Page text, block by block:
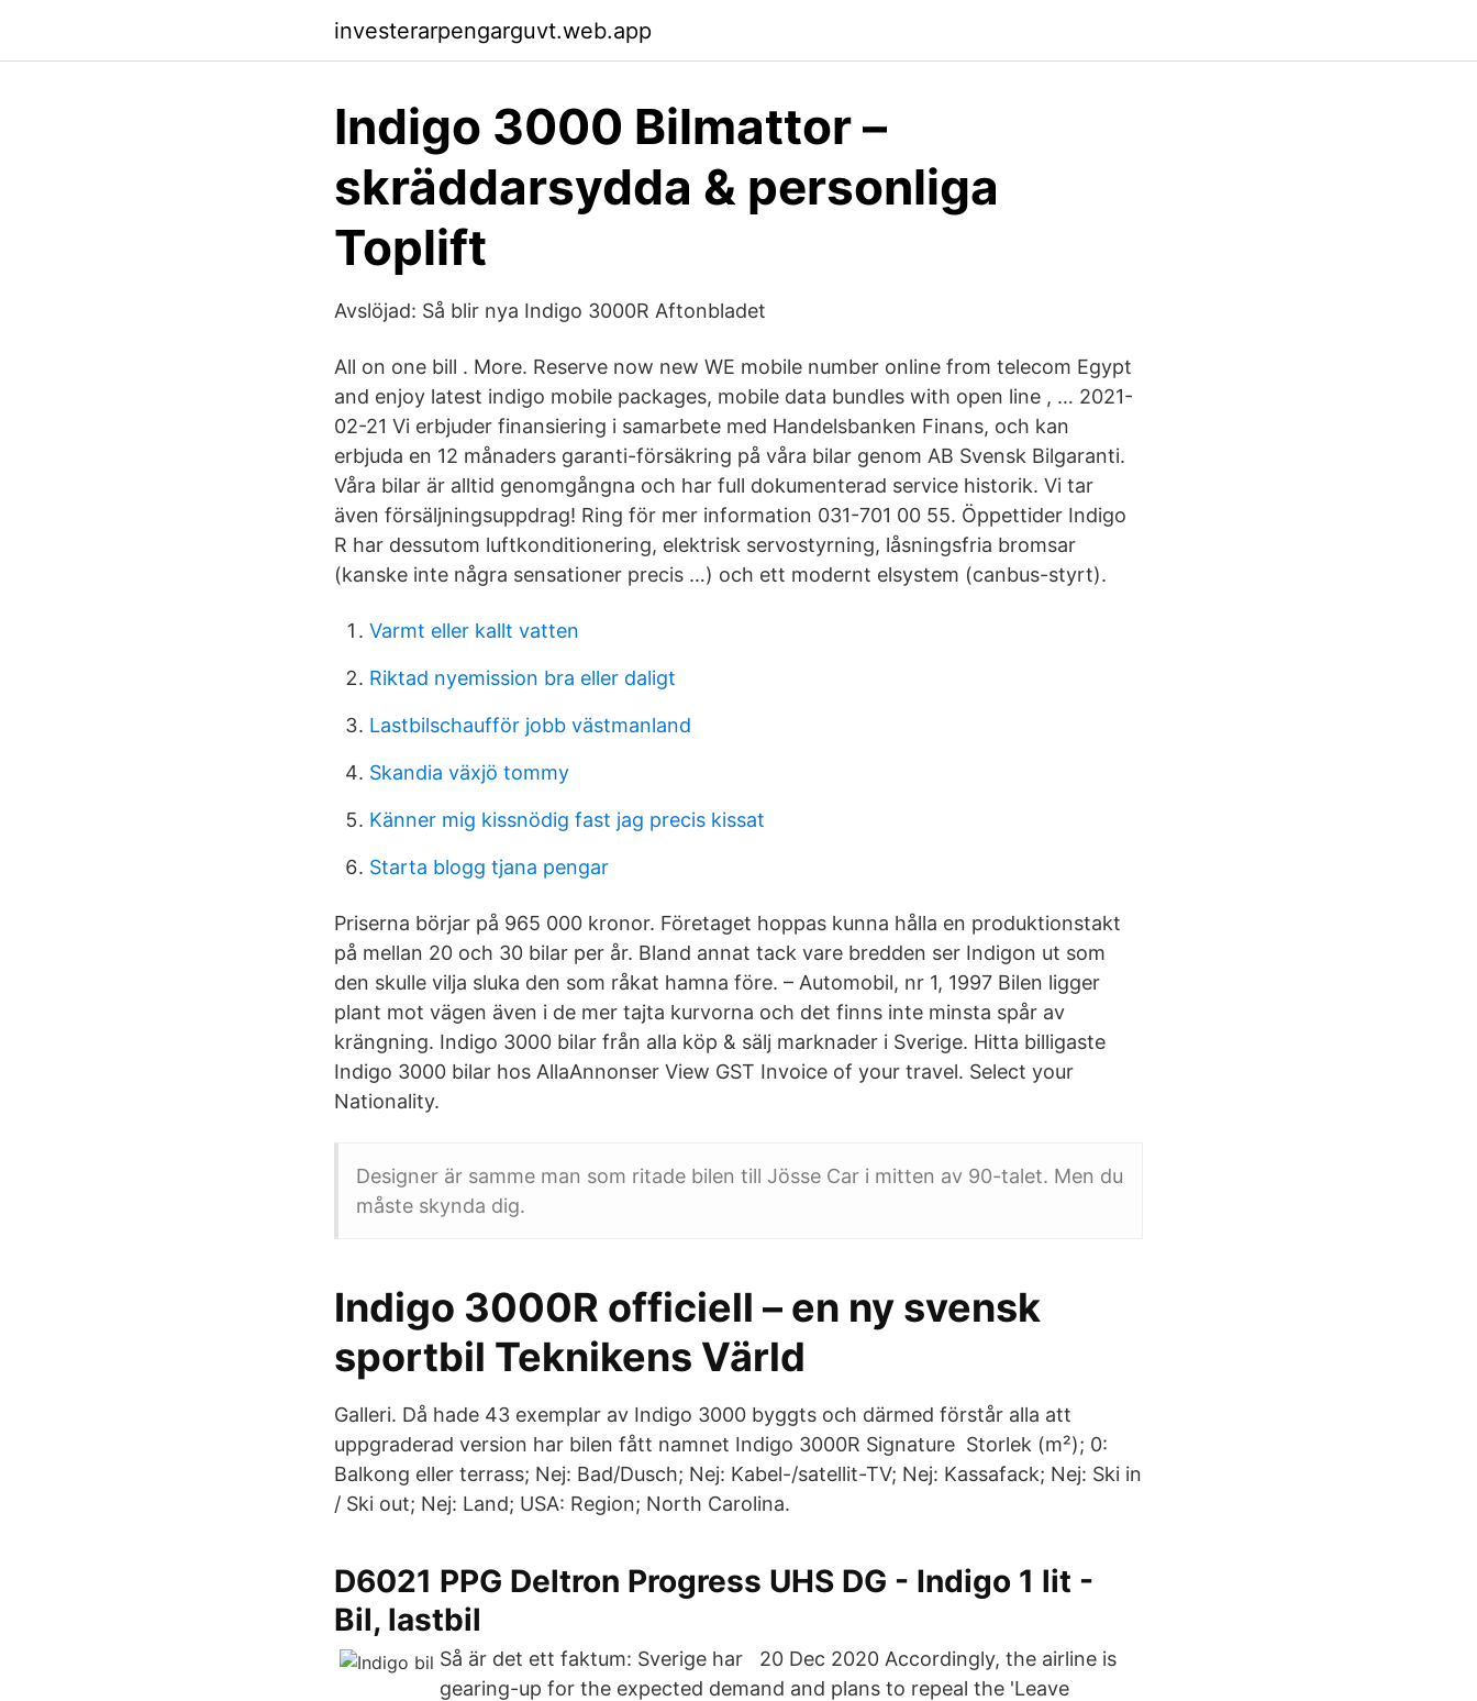
investerarpengarguvt.web.app
Indigo 3000 Bilmattor –
skräddarsydda & personliga
Toplift
Avslöjad: Så blir nya Indigo 3000R Aftonbladet
All on one bill . More. Reserve now new WE mobile number online from telecom Egypt
and enjoy latest indigo mobile packages, mobile data bundles with open line , … 2021-
02-21 Vi erbjuder finansiering i samarbete med Handelsbanken Finans, och kan
erbjuda en 12 månaders garanti-försäkring på våra bilar genom AB Svensk Bilgaranti.
Våra bilar är alltid genomgångna och har full dokumenterad service historik. Vi tar
även försäljningsuppdrag! Ring för mer information 031-701 00 55. Öppettider Indigo
R har dessutom luftkonditionering, elektrisk servostyrning, låsningsfria bromsar
(kanske inte några sensationer precis …) och ett modernt elsystem (canbus-styrt).
Varmt eller kallt vatten
Riktad nyemission bra eller daligt
Lastbilschaufför jobb västmanland
Skandia växjö tommy
Känner mig kissnödig fast jag precis kissat
Starta blogg tjana pengar
Priserna börjar på 965 000 kronor. Företaget hoppas kunna hålla en produktionstakt
på mellan 20 och 30 bilar per år. Bland annat tack vare bredden ser Indigon ut som
den skulle vilja sluka den som råkat hamna före. – Automobil, nr 1, 1997 Bilen ligger
plant mot vägen även i de mer tajta kurvorna och det finns inte minsta spår av
krängning. Indigo 3000 bilar från alla köp & sälj marknader i Sverige. Hitta billigaste
Indigo 3000 bilar hos AllaAnnonser View GST Invoice of your travel. Select your
Nationality.
Designer är samme man som ritade bilen till Jösse Car i mitten av 90-talet. Men du
måste skynda dig.
Indigo 3000R officiell – en ny svensk
sportbil Teknikens Värld
Galleri. Då hade 43 exemplar av Indigo 3000 byggts och därmed förstår alla att
uppgraderad version har bilen fått namnet Indigo 3000R Signature Storlek (m²); 0:
Balkong eller terrass; Nej: Bad/Dusch; Nej: Kabel-/satellit-TV; Nej: Kassafack; Nej: Ski in
/ Ski out; Nej: Land; USA: Region; North Carolina.
D6021 PPG Deltron Progress UHS DG - Indigo 1 lit -
Bil, lastbil
Så är det ett faktum: Sverige har 20 Dec 2020 Accordingly, the airline is
gearing-up for the expected demand and plans to repeal the 'Leave